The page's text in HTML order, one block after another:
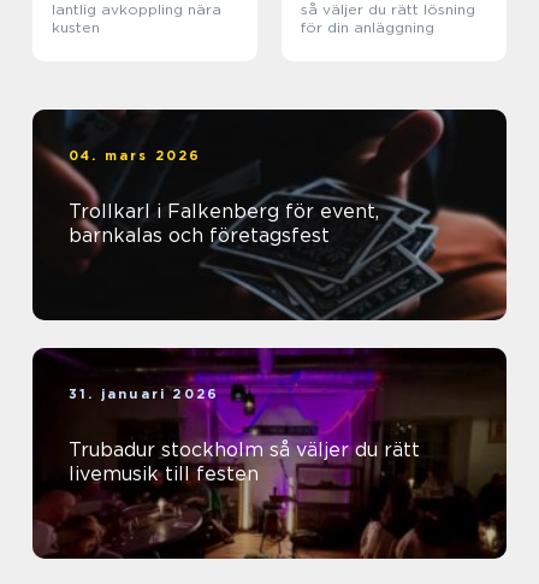
lantlig avkoppling nära
kusten
så väljer du rätt lösning
för din anläggning
04. mars 2026
Trollkarl i Falkenberg för event,
barnkalas och företagsfest
31. januari 2026
Trubadur stockholm så väljer du rätt
livemusik till festen